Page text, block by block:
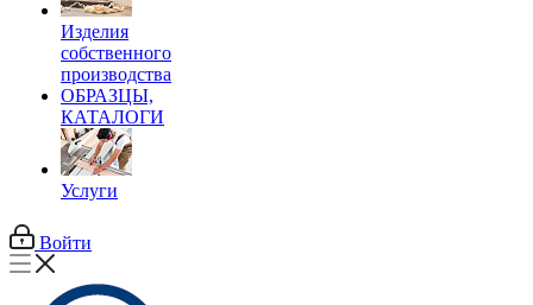
Изделия
собственного
производства
ОБРАЗЦЫ,
КАТАЛОГИ
Услуги
Войти